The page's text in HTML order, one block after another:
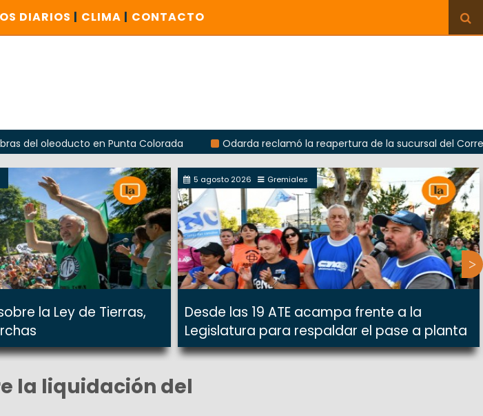
DIARIOS | CLIMA | CONTACTO
en Punta Colorada
Odarda reclamó la reapertura de la sucursal del Correo
la Ley de Tierras,
5 agosto 2026 Gremiales
Desde las 19 ATE acampa frente a la
Legislatura para respaldar el pase a planta
la liquidación del